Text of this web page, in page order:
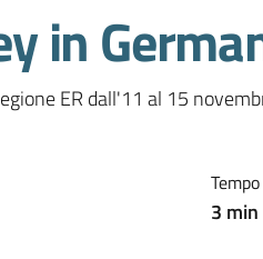
in
ER dall'11 al 15
3 min